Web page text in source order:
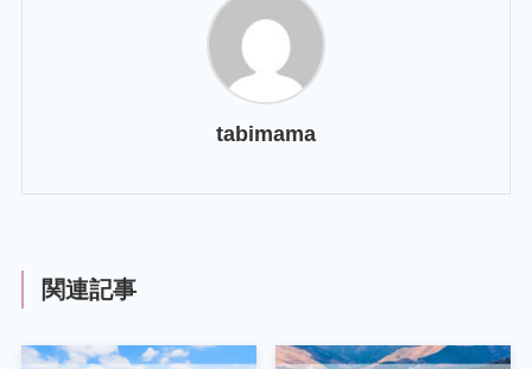
tabimama
関連記事